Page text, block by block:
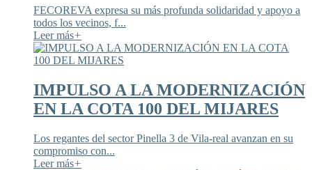
FECOREVA expresa su más profunda solidaridad y apoyo a
todos los vecinos, f...
Leer más+
IMPULSO A LA MODERNIZACIÓN
EN LA COTA 100 DEL MIJARES
Los regantes del sector Pinella 3 de Vila-real avanzan en su
compromiso con...
Leer más+